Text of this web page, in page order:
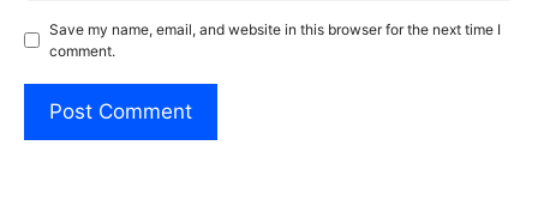
Save my name, email, and website in this browser for the next time I
comment.